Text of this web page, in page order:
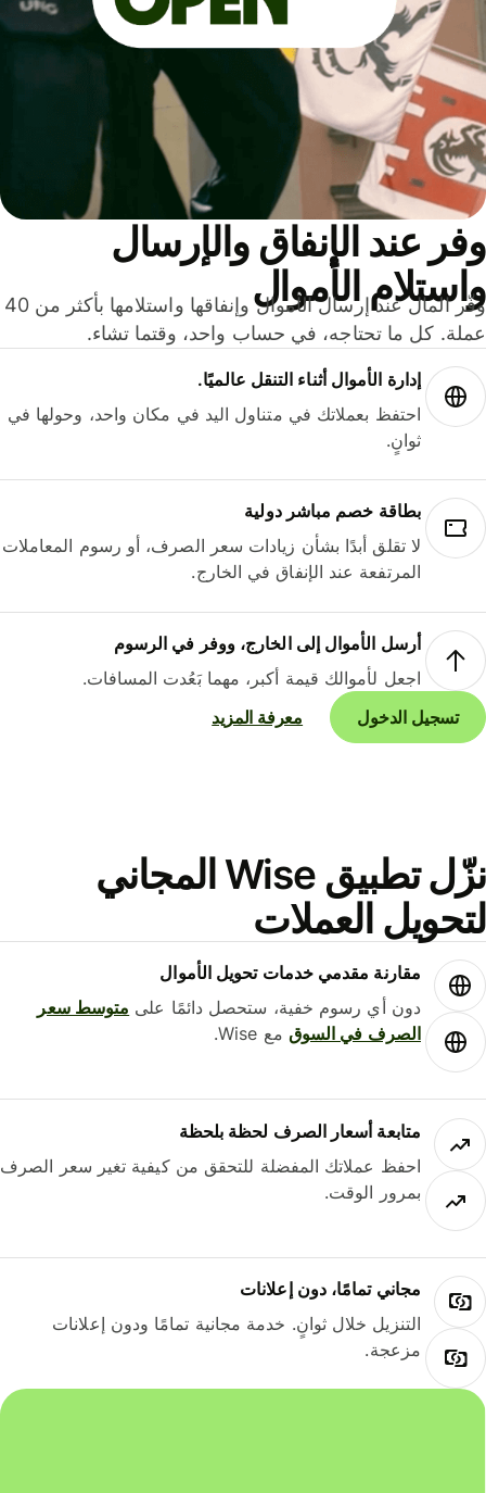
عند الإنفاق والإرسال
الأموال
وفّر المال عند إرسال الأموال وإنفاقها واستلامها بأكثر من 40
كل ما تحتاجه، في حساب واحد، وقتما تشاء.
إدارة الأموال أثناء التنقل عالميًا.
احتفظ بعملاتك في متناول اليد في مكان واحد، وحولها في
ثوانٍ.
بطاقة خصم مباشر دولية
لا تقلق أبدًا بشأن زيادات سعر الصرف، أو رسوم المعاملات
المرتفعة عند الإنفاق في الخارج.
أرسل الأموال إلى الخارج، ووفر في الرسوم
اجعل لأموالك قيمة أكبر، مهما بَعُدت المسافات.
تسجيل الدخول
معرفة المزيد
نزّل تطبيق Wise المجاني
العملات
مقارنة مقدمي خدمات تحويل الأموال
دون أي رسوم خفية، ستحصل دائمًا علىمتوسط ​​سعر
الصرف في السوقمع Wise.
متابعة أسعار الصرف لحظة بلحظة
احفظ عملاتك المفضلة للتحقق من كيفية تغير سعر الصرف
بمرور الوقت.
مجاني تمامًا، دون إعلانات
التنزيل خلال ثوانٍ. خدمة مجانية تمامًا ودون إعلانات
مزعجة.